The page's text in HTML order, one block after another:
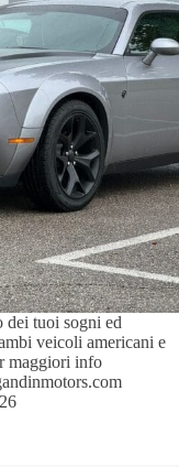
dei tuoi sogni ed
veicoli americani e
maggiori info